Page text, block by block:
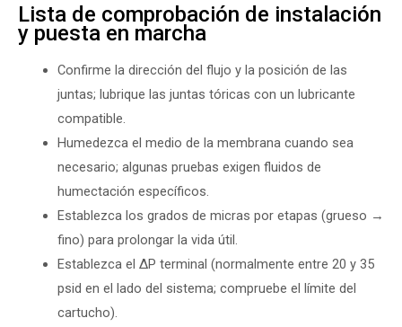
Lista de comprobación de instalación
y puesta en marcha
Confirme la dirección del flujo y la posición de las
juntas; lubrique las juntas tóricas con un lubricante
compatible.
Humedezca el medio de la membrana cuando sea
necesario; algunas pruebas exigen fluidos de
humectación específicos.
Establezca los grados de micras por etapas (grueso →
fino) para prolongar la vida útil.
Establezca el ΔP terminal (normalmente entre 20 y 35
psid en el lado del sistema; compruebe el límite del
cartucho).